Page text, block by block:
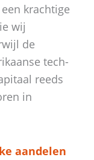
krachtige
wij
de
tech-
reeds
in
aandelen